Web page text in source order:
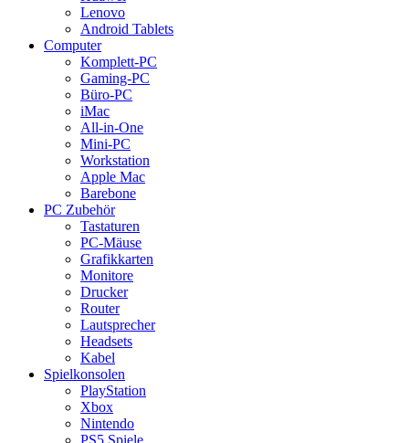
Lenovo
Android Tablets
Computer
Komplett-PC
Gaming-PC
Büro-PC
iMac
All-in-One
Mini-PC
Workstation
Apple Mac
Barebone
PC Zubehör
Tastaturen
PC-Mäuse
Grafikkarten
Monitore
Drucker
Router
Lautsprecher
Headsets
Kabel
Spielkonsolen
PlayStation
Xbox
Nintendo
PS5 Spiele